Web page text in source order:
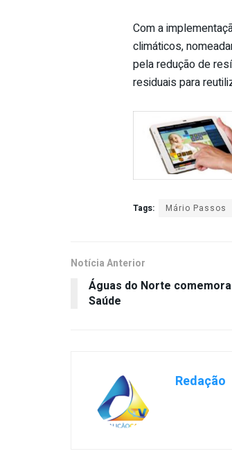
Com a
climáticos,
pela redução de
residuais para
Tags: Mário Passos
Notícia Anterior
Águas do Norte
Saúde
Redação